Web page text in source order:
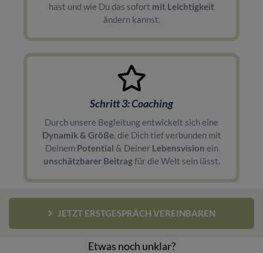
hast und wie Du das sofort mit Leichtigkeit
ändern kannst.
Schritt 3: Coaching
Durch unsere Begleitung entwickelt sich eine
Dynamik & Größe, die Dich tief verbunden mit
Deinem Potential & Deiner Lebensvision ein
unschätzbarer Beitragfür die Welt sein lässt.
JETZT ERSTGESPRÄCH VEREINBAREN
Etwas noch unklar?